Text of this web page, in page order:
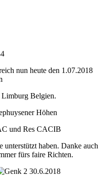
nun heute den 1.07.2018
Belgien.
Höhen
und Res CACIB
unterstützt haben. Danke auch
fürs faire Richten.